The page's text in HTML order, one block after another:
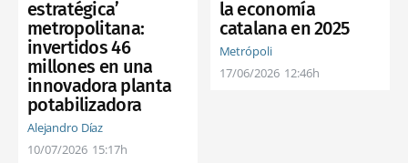
estratégica’
metropolitana:
invertidos 46
millones en una
innovadora planta
potabilizadora
Alejandro Díaz
10/07/2026 15:17h
la economía
catalana en 2025
Metrópoli
17/06/2026 12:46h